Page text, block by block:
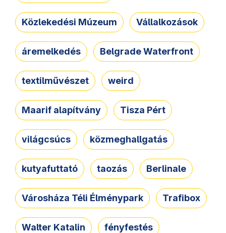
Közlekedési Múzeum Vállalkozások
áremelkedés Belgrade Waterfront
textilművészet weird
Maarif alapítvány Tisza Pért
világcsúcs közmeghallgatás
kutyafuttató taozás Berlinale
Városháza Téli Élménypark Trafibox
Walter Katalin fényfestés